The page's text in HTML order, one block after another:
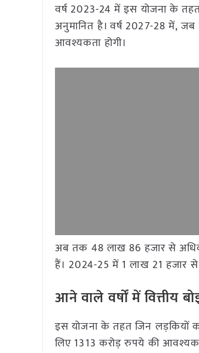
वर्ष 2023-24 में इस योजना के
अनुमानित है। वर्ष 2027-28 में,
आवश्यकता होगी।
अब तक 48 लाख 86 हजार से अधिक
हैं। 2024-25 में 1 लाख 21 हजार
आने वाले वर्षों में वित्तीय
इस योजना के तहत जिन लड़कियों
लिए 1313 करोड़ रुपये की